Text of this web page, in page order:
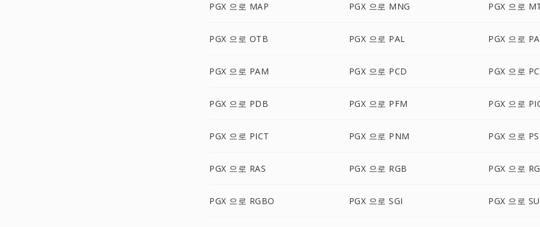
PGX 으로 MAP PGX 으로 MNG PGX 으로
PGX 으로 OTB PGX 으로 PAL PGX 으로
PGX 으로 PAM PGX 으로 PCD PGX 으로
PGX 으로 PDB PGX 으로 PFM PGX 으로
PGX 으로 PICT PGX 으로 PNM PGX 으로
PGX 으로 RAS PGX 으로 RGB PGX 으로
PGX 으로 RGBO PGX 으로 SGI PGX 으로